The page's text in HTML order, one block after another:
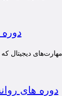
دوره
دیجیتال که
دوره های